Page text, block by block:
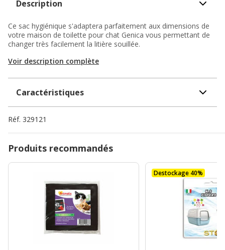
Description
Ce sac hygiénique s'adaptera parfaitement aux dimensions de
votre maison de toilette pour chat Genica vous permettant de
changer très facilement la litière souillée.
Voir description complète
Caractéristiques
Réf. 329121
Produits recommandés
Destockage 40%